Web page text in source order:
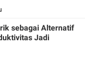
sebagai Alternatif
Jadi